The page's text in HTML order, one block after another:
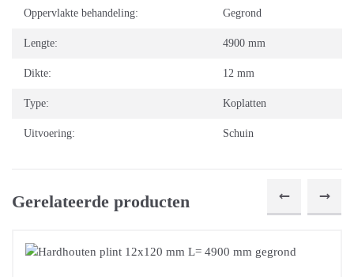
Oppervlakte behandeling: Gegrond
Lengte: 4900 mm
Dikte: 12 mm
Type: Koplatten
Uitvoering: Schuin
Gerelateerde producten